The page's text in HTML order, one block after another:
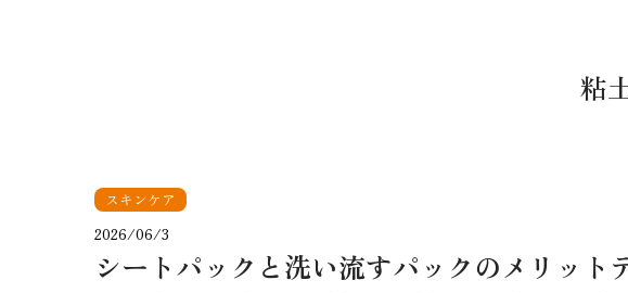
粘
スキンケア
2026/06/3
シートパックと洗い流すパックのメリット